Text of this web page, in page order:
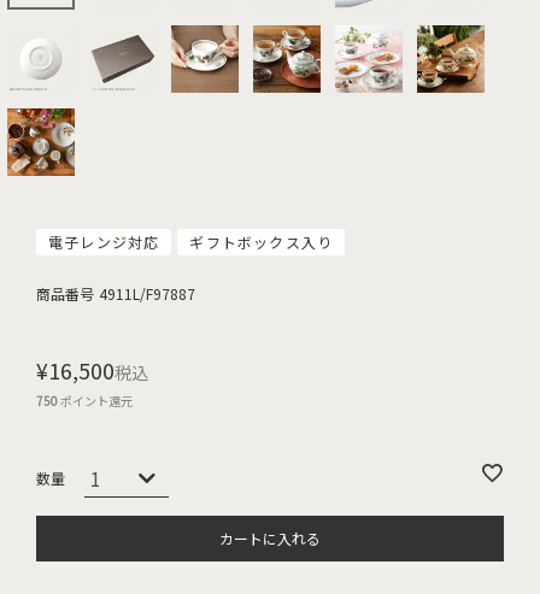
電子レンジ対応 ギフトボックス入り
商品番号 4911L/F97887
¥16,500税込
750ポイント還元
カートに入れる